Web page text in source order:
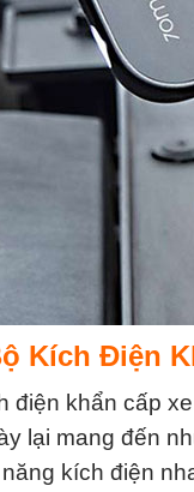
Kích Điện
điện khẩn cấp
lại mang đến
kích điện